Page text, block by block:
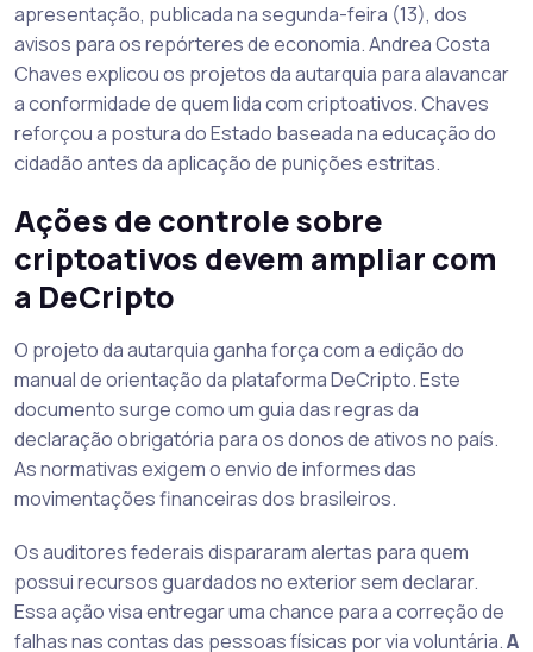
apresentação, publicada na segunda-feira (13), dos
avisos para os repórteres de economia. Andrea Costa
Chaves explicou os projetos da autarquia para alavancar
a conformidade de quem lida com criptoativos. Chaves
reforçou a postura do Estado baseada na educação do
cidadão antes da aplicação de punições estritas.
Ações de controle sobre
criptoativos devem ampliar com
a DeCripto
O projeto da autarquia ganha força com a edição do
manual de orientação da plataforma DeCripto. Este
documento surge como um guia das regras da
declaração obrigatória para os donos de ativos no país.
As normativas exigem o envio de informes das
movimentações financeiras dos brasileiros.
Os auditores federais dispararam alertas para quem
possui recursos guardados no exterior sem declarar.
Essa ação visa entregar uma chance para a correção de
falhas nas contas das pessoas físicas por via voluntária.A